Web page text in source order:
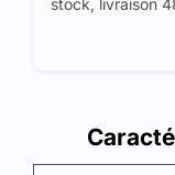
stock, livraison